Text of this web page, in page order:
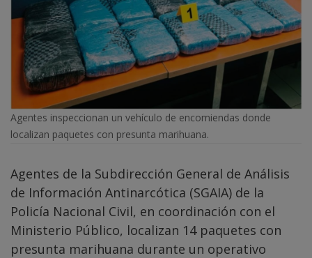
Agentes inspeccionan un vehículo de encomiendas donde
localizan paquetes con presunta marihuana.
Agentes de la Subdirección General de Análisis
de Información Antinarcótica (SGAIA) de la
Policía Nacional Civil, en coordinación con el
Ministerio Público, localizan 14 paquetes con
presunta marihuana durante un operativo